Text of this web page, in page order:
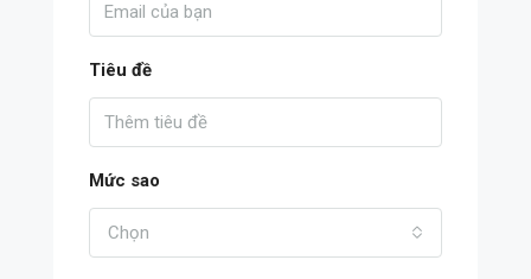
Tiêu đề
Mức sao
Chọn